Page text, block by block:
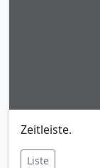
Zeitleiste.
Liste